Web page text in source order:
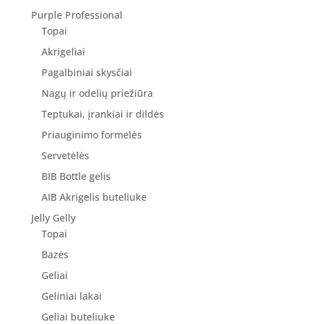
Purple Professional
Topai
Akrigeliai
Pagalbiniai skysčiai
Nagų ir odelių priežiūra
Teptukai, įrankiai ir dildės
Priauginimo formelės
Servetėlės
BIB Bottle gelis
AIB Akrigelis buteliuke
Jelly Gelly
Topai
Bazės
Geliai
Geliniai lakai
Geliai buteliuke